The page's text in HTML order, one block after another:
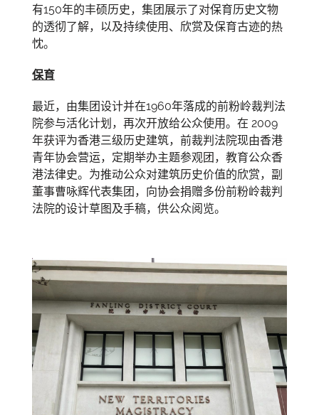
有150年的丰硕历史，集团展示了对保育历史文物
的透彻了解，以及持续使用、欣赏及保育古迹的热
忱。
保育
最近，由集团设计并在1960年落成的前粉岭裁判法
院参与活化计划，再次开放给公众使用。在 2009
年获评为香港三级历史建筑，前裁判法院现由香港
青年协会营运，定期举办主题参观团，教育公众香
港法律史。为推动公众对建筑历史价值的欣赏，副
董事曹咏辉代表集团，向协会捐赠多份前粉岭裁判
法院的设计草图及手稿，供公众阅览。